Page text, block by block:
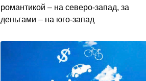
романтикой – на северо-запад, за
деньгами – на юго-запад